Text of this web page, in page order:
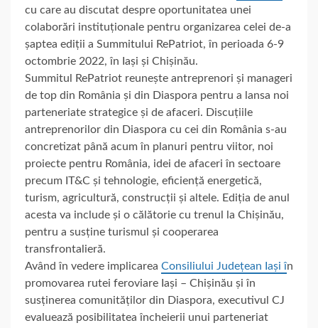
cu care au discutat despre oportunitatea unei
colaborări instituționale pentru organizarea celei de-a
șaptea ediții a Summitului RePatriot, în perioada 6-9
octombrie 2022, în Iași și Chișinău.
Summitul RePatriot reunește antreprenori și manageri
de top din România și din Diaspora pentru a lansa noi
parteneriate strategice și de afaceri. Discuțiile
antreprenorilor din Diaspora cu cei din România s-au
concretizat până acum în planuri pentru viitor, noi
proiecte pentru România, idei de afaceri în sectoare
precum IT&C și tehnologie, eficiență energetică,
turism, agricultură, construcții și altele. Ediția de anul
acesta va include și o călătorie cu trenul la Chișinău,
pentru a susține turismul și cooperarea
transfrontalieră.
Având în vedere implicarea Consiliului Județean Iași în
promovarea rutei feroviare Iași – Chișinău și în
susținerea comunităților din Diaspora, executivul CJ
evaluează posibilitatea încheierii unui parteneriat